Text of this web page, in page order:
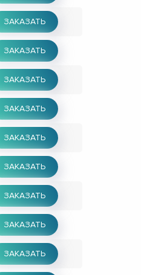
ЗАКАЗАТЬ
ЗАКАЗАТЬ
ЗАКАЗАТЬ
ЗАКАЗАТЬ
ЗАКАЗАТЬ
ЗАКАЗАТЬ
ЗАКАЗАТЬ
ЗАКАЗАТЬ
ЗАКАЗАТЬ